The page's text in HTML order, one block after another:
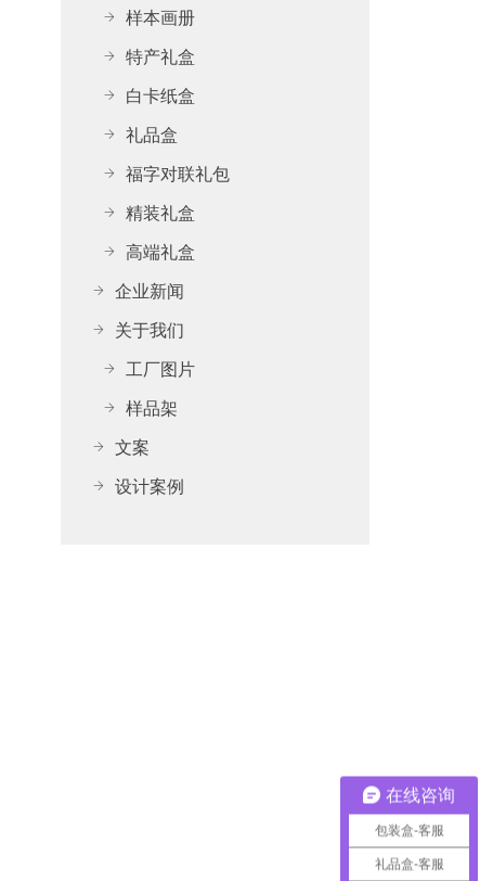
样本画册
特产礼盒
白卡纸盒
礼品盒
福字对联礼包
精装礼盒
高端礼盒
企业新闻
关于我们
工厂图片
样品架
文案
设计案例
在线咨询
包装盒-客服
礼品盒-客服